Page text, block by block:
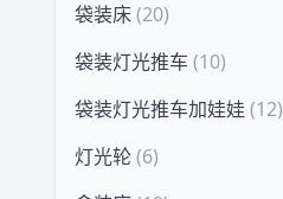
袋装床(20)
袋装灯光推车 (10)
袋装灯光推车加娃娃 (12)
灯光轮(6)